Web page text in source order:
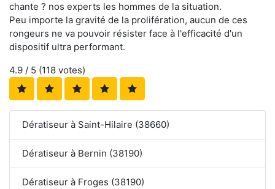
chante ? nos experts les hommes de la situation.
Peu importe la gravité de la prolifération, aucun de ces
rongeurs ne va pouvoir résister face à l'efficacité d'un
dispositif ultra performant.
4.9 / 5 (118 votes)
Dératiseur à Saint-Hilaire (38660)
Dératiseur à Bernin (38190)
Dératiseur à Froges (38190)